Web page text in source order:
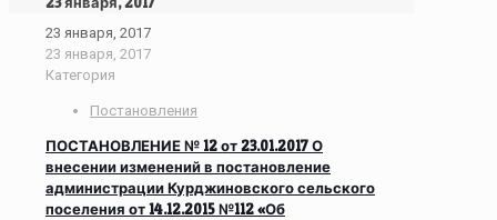
23 января, 2017
23 января, 2017
Категория
Постановления
ПОСТАНОВЛЕНИЕ № 12 от 23.01.2017 О
внесении изменений в постановление
администрации Курджиновского сельского
поселения от 14.12.2015 №112 «Об